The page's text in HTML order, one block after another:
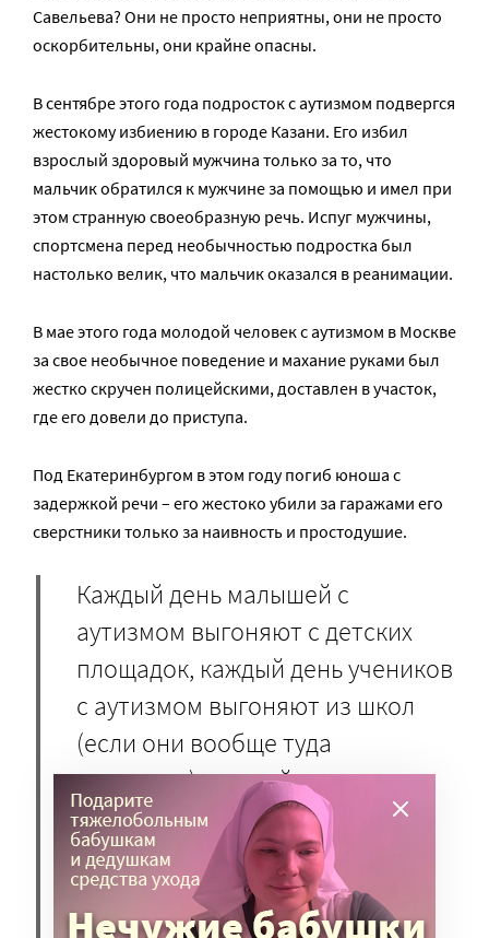
Савельева? Они не просто неприятны, они не просто
оскорбительны, они крайне опасны.
В сентябре этого года подросток с аутизмом подвергся
жестокому избиению в городе Казани. Его избил
взрослый здоровый мужчина только за то, что
мальчик обратился к мужчине за помощью и имел при
этом странную своеобразную речь. Испуг мужчины,
спортсмена перед необычностью подростка был
настолько велик, что мальчик оказался в реанимации.
В мае этого года молодой человек с аутизмом в Москве
за свое необычное поведение и махание руками был
жестко скручен полицейскими, доставлен в участок,
где его довели до приступа.
Под Екатеринбургом в этом году погиб юноша с
задержкой речи – его жестоко убили за гаражами его
сверстники только за наивность и простодушие.
Каждый день малышей с
аутизмом выгоняют с детских
площадок, каждый день учеников
с аутизмом выгоняют из школ
(если они вообще туда
попадают), каждый день
родители детей с аутизмом
подвергаются обструкции и
унижениям в учреждениях
образования, здравоохранения